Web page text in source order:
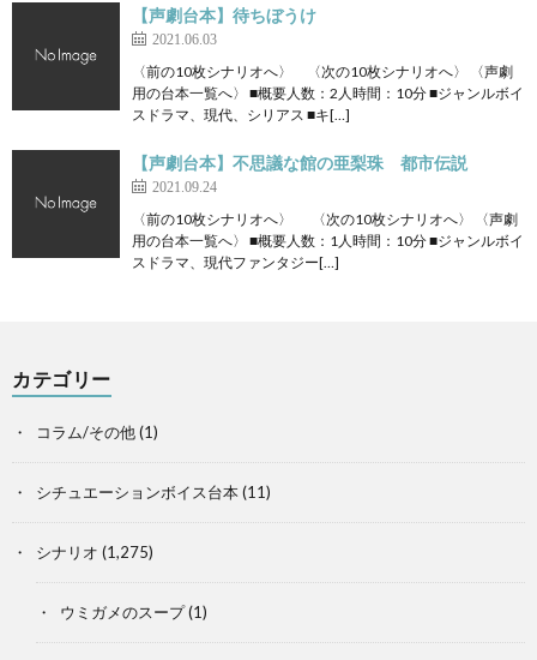
【声劇台本】待ちぼうけ
2021.06.03
〈前の10枚シナリオへ〉 〈次の10枚シナリオへ〉 〈声劇
用の台本一覧へ〉 ■概要人数：2人時間：10分 ■ジャンルボイ
スドラマ、現代、シリアス ■キ[…]
【声劇台本】不思議な館の亜梨珠 都市伝説
2021.09.24
〈前の10枚シナリオへ〉 〈次の10枚シナリオへ〉 〈声劇
用の台本一覧へ〉 ■概要人数：1人時間：10分 ■ジャンルボイ
スドラマ、現代ファンタジー[…]
カテゴリー
コラム/その他(1)
シチュエーションボイス台本(11)
シナリオ (1,275)
ウミガメのスープ(1)